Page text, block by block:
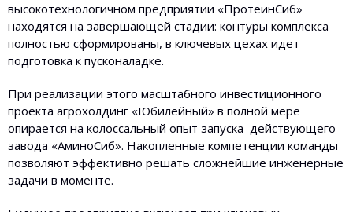
высокотехнологичном предприятии «ПротеинСиб»
находятся на завершающей стадии: контуры комплекса
полностью сформированы, в ключевых цехах идет
подготовка к пусконаладке.
При реализации этого масштабного инвестиционного
проекта агрохолдинг «Юбилейный» в полной мере
опирается на колоссальный опыт запуска действующего
завода «АминоСиб». Накопленные компетенции команды
позволяют эффективно решать сложнейшие инженерные
задачи в моменте.